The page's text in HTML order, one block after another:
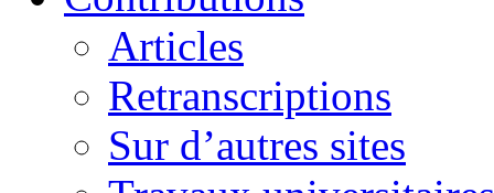
Articles
Retranscriptions
Sur d’autres sites